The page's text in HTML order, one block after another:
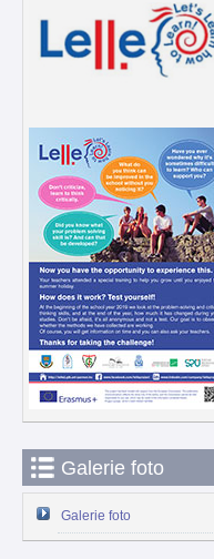
Galerie foto
Galerie foto